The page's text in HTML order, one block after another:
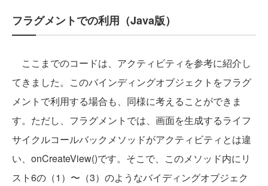
フラグメントでの利用（Java版）
ここまでのコードは、アクティビティを参考に紹介し
てきました。このバインディングオブジェクトをフラグ
メントで利用する場合も、同様に考えることができま
す。ただし、フラグメントでは、画面を生成するライフ
サイクルコールバックメソッドがアクティビティとは違
い、onCreateView()です。そこで、このメソッド内にリ
スト6の（1）〜（3）のようなバイディングオブジェク